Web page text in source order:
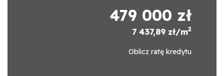
479 000 zł
7 437,89 zł/m2
Oblicz ratę kredytu